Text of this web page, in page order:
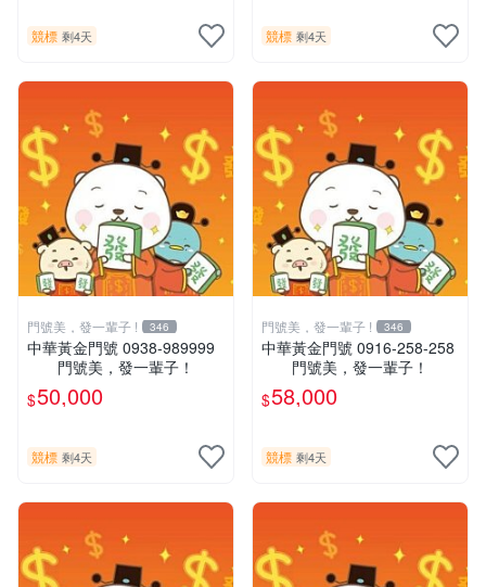
競標 剩4天 競標 剩4天
門號美，發一輩子 ! 346
中華黃金門號 0938-989999
門號美，發一輩子！
$50,000
競標 剩4天
門號美，發一輩子 ! 346
中華黃金門號 0916-258-258
門號美，發一輩子！
$58,000
競標 剩4天